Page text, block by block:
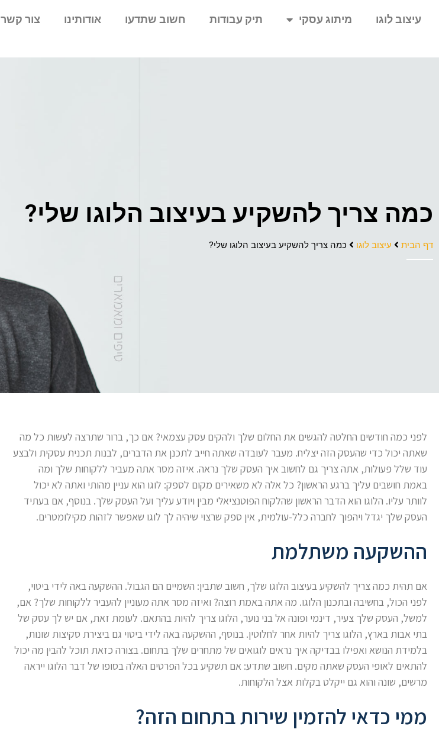
עיצוב לוגו מיתוג עסקי תיק עבודות חשוב שתדעו אודותינו צור קשר
כמה צריך להשקיע בעיצוב הלוגו שלי?
דף הבית עיצוב לוגו כמה צריך להשקיע בעיצוב הלוגו שלי?
לפני כמה חודשים החלטה להגשים את החלום שלך ולהקים עסק עצמאי? אם כך, ברור שתרצה לעשות כל מה
שאתה יכול כדי שהעסק הזה יצליח. מעבר לעובדה שאתה חייב לתכנן את הדברים, לבנות תכנית עסקית ולבצע
עוד שלל פעולות, אתה צריך גם לחשוב איך העסק שלך נראה. איזה מסר אתה מעביר ללקוחות שלך ומה
באמת חושבים עליך ברגע הראשון? כל אלה לא משאירים מקום לספק: לוגו הוא עניין מהותי ואתה לא יכול
לוותר עליו. הלוגו הוא הדבר הראשון שהלקוח הפוטנציאלי מבין ויודע עליך ועל העסק שלך. בנוסף, אם בעתיד
העסק שלך יגדל ויהפוך לחברה כלל-עולמית, אין ספק שרצוי שיהיה לך לוגו שאפשר לזהות מקילומטרים.
ההשקעה משתלמת
אם תהית כמה צריך להשקיע בעיצוב הלוגו שלך, חשוב שתבין: השמיים הם הגבול. ההשקעה באה לידי ביטוי,
לפני הכול, בחשיבה ובתכנון הלוגו. מה אתה באמת רוצה? ואיזה מסר אתה מעוניין להעביר ללקוחות שלך? אם,
למשל, העסק שלך צעיר, דינמי ופונה אל בני נוער, הלוגו צריך להיות בהתאם. לעומת זאת, אם יש לך עסק של
בתי אבות בארץ, הלוגו צריך להיות אחר לחלוטין. בנוסף, ההשקעה באה לידי ביטוי גם ביצירת סקיצות שונות,
בלמידת הנושא ואפילו בבדיקה איך נראים לוגואים של מתחרים שלך בתחום. בצורה כזאת תוכל להבין מה יכול
להתאים לאופי העסק שאתה מקים. חשוב שתדע: אם תשקיע בכל הפרטים האלה בסופו של דבר הלוגו ייראה
מרשים, שונה והוא גם ייקלט בקלות אצל הלקוחות.
ממי כדאי להזמין שירות בתחום הזה?